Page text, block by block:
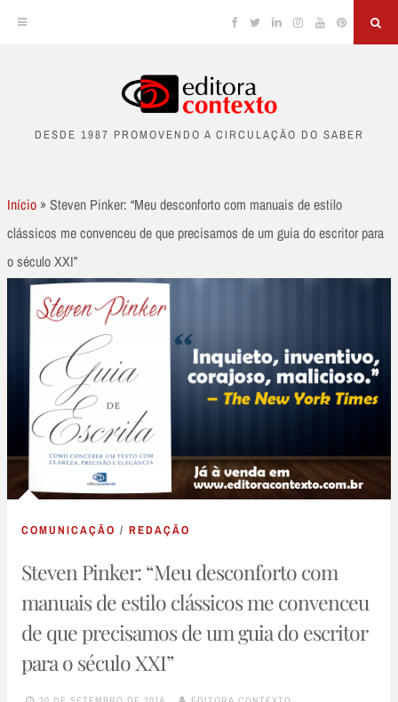
content
Facebook
TwitterLinkedinInstagram
YouTubePinterest
DESDE 1987 PROMOVENDO A CIRCULAÇÃO DO SABER
Início »Steven Pinker: “Meu desconforto com manuais de estilo
clássicos me convenceu de que precisamos de um guia do escritor para
o século XXI”
COMUNICAÇÃO / REDAÇÃO
Steven Pinker: “Meu desconforto com
manuais de estilo clássicos me convenceu
de que precisamos de um guia do escritor
para o século XXI”